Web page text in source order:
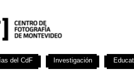
del CdF Investigación